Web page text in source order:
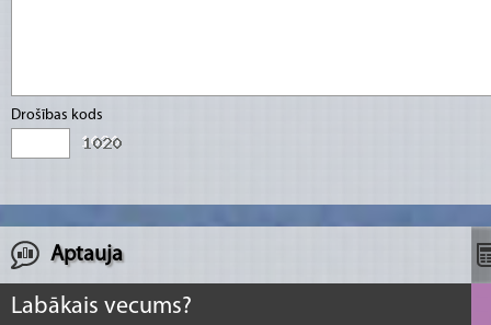
Drošības kods
Aptauja
Labākais vecums?